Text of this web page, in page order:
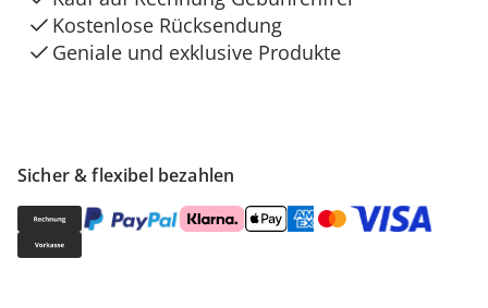
Sicher & flexibel bezahlen
Kostenlose Rücksendung
Geniale und exklusive Produkte